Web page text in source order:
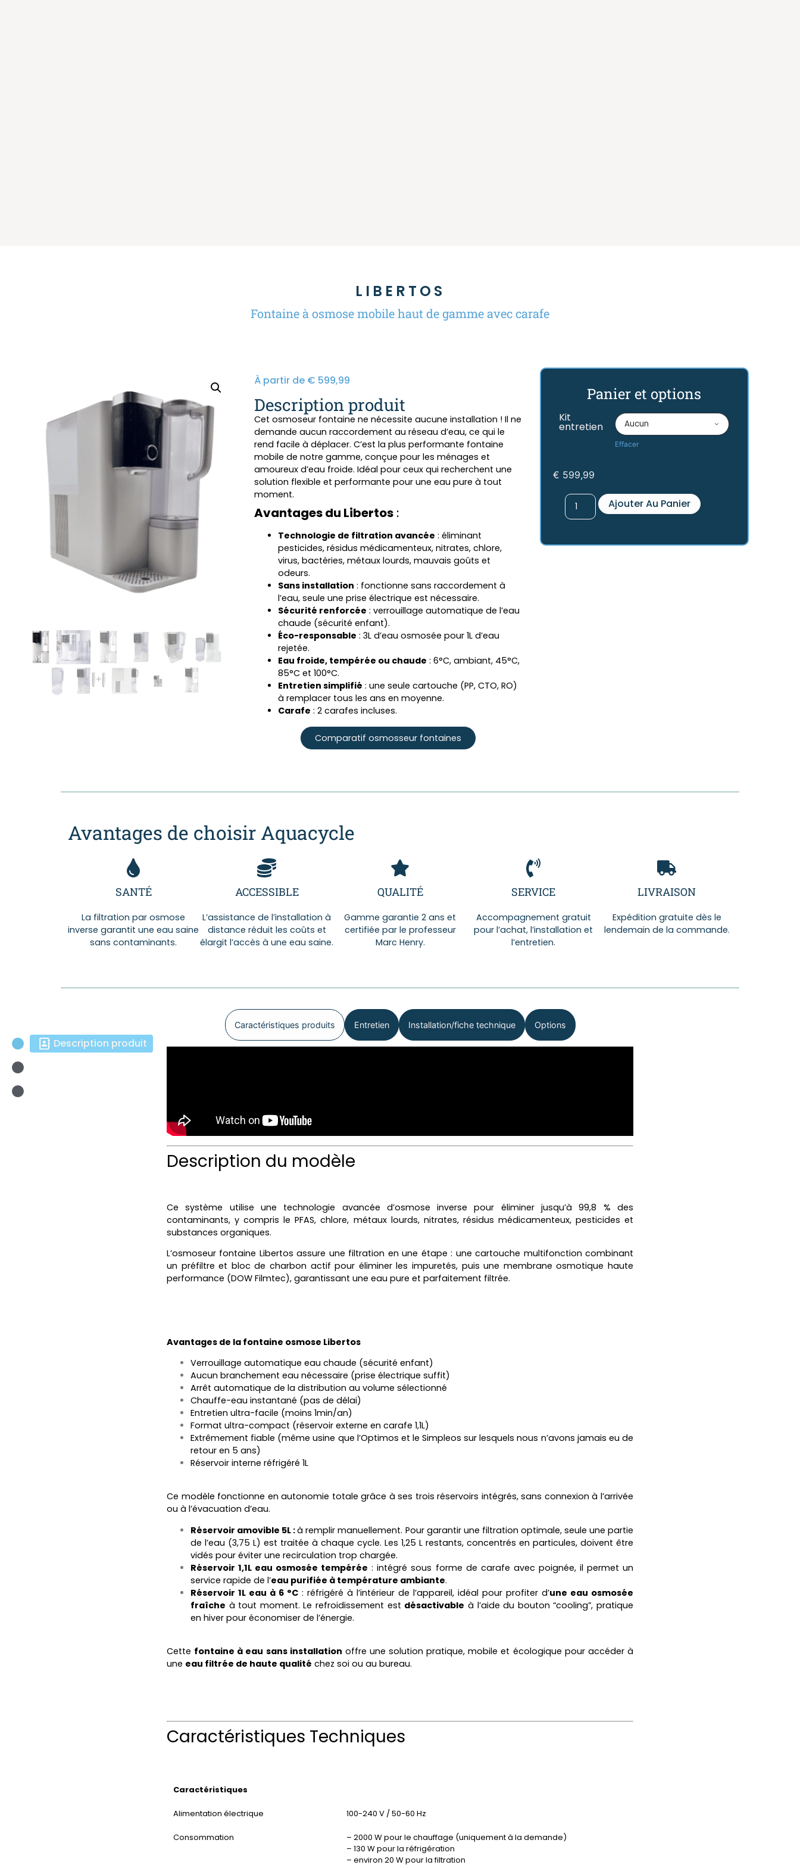
Description produit
LIBERTOS
Fontaine à osmose mobile haut de gamme avec carafe
À partir de € 599,99
Description produit
Cet osmoseur fontaine ne nécessite aucune installation ! Il ne
demande aucun raccordement au réseau d’eau, ce qui le
rend facile à déplacer. C’est la plus performante fontaine
mobile de notre gamme, conçue pour les ménages et
amoureux d’eau froide. Idéal pour ceux qui recherchent une
solution flexible et performante pour une eau pure à tout
moment.
Avantages du Libertos :
Technologie de filtration avancée : éliminant
pesticides, résidus médicamenteux, nitrates, chlore,
virus, bactéries, métaux lourds, mauvais goûts et
odeurs.
Sans installation : fonctionne sans raccordement à
l’eau, seule une prise électrique est nécessaire.
Sécurité renforcée : verrouillage automatique de l’eau
chaude (sécurité enfant).
Éco-responsable : 3L d’eau osmosée pour 1L d’eau
rejetée.
Eau froide, tempérée ou chaude : 6°C, ambiant, 45°C,
85°C et 100°C.
Entretien simplifié : une seule cartouche (PP, CTO, RO)
à remplacer tous les ans en moyenne.
Carafe : 2 carafes incluses.
Comparatif osmosseur fontaines
Panier et options
Kit
entretien
Effacer
€ 599,99
Ajouter Au Panier
Avantages de choisir Aquacycle
SANTÉ
La filtration par osmose
inverse garantit une eau saine
sans contaminants.
ACCESSIBLE
L’assistance de l’installation à
distance réduit les coûts et
élargit l’accès à une eau saine.
QUALITÉ
Gamme garantie 2 ans et
certifiée par le professeur
Marc Henry.
SERVICE
Accompagnement gratuit
pour l’achat, l’installation et
l’entretien.
LIVRAISON
Expédition gratuite dès le
lendemain de la commande.
Caractéristiques produits Entretien Installation/fiche technique Options
Description du modèle
Ce système utilise une technologie avancée d’osmose inverse pour éliminer jusqu’à 99,8 % des
contaminants, y compris le PFAS, chlore, métaux lourds, nitrates, résidus médicamenteux, pesticides et
substances organiques.
L’osmoseur fontaine Libertos assure une filtration en une étape : une cartouche multifonction combinant
un préfiltre et bloc de charbon actif pour éliminer les impuretés, puis une membrane osmotique haute
performance (DOW Filmtec), garantissant une eau pure et parfaitement filtrée.
Avantages de la fontaine osmose Libertos
Verrouillage automatique eau chaude (sécurité enfant)
Aucun branchement eau nécessaire (prise électrique suffit)
Arrêt automatique de la distribution au volume sélectionné
Chauffe-eau instantané (pas de délai)
Entretien ultra-facile (moins 1min/an)
Format ultra-compact (réservoir externe en carafe 1,1L)
Extrêmement fiable (même usine que l’Optimos et le Simpleos sur lesquels nous n’avons jamais eu de
retour en 5 ans)
Réservoir interne réfrigéré 1L
Ce modèle fonctionne en autonomie totale grâce à ses trois réservoirs intégrés, sans connexion à l’arrivée
ou à l’évacuation d’eau.
Réservoir amovible 5L :à remplir manuellement. Pour garantir une filtration optimale, seule une partie
de l’eau (3,75 L) est traitée à chaque cycle. Les 1,25 L restants, concentrés en particules, doivent être
vidés pour éviter une recirculation trop chargée.
Réservoir 1,1L eau osmosée tempérée : intégré sous forme de carafe avec poignée, il permet un
service rapide de l’eau purifiée à température ambiante.
Réservoir 1L eau à 6 °C : réfrigéré à l’intérieur de l’appareil, idéal pour profiter d’une eau osmosée
fraîche à tout moment. Le refroidissement est désactivable à l’aide du bouton “cooling”, pratique
en hiver pour économiser de l’énergie.
Cette fontaine à eau sans installation offre une solution pratique, mobile et écologique pour accéder à
une eau filtrée de haute qualité chez soi ou au bureau.
Caractéristiques Techniques
Caractéristiques
Alimentation électrique 100-240 V / 50-60 Hz
Consommation
– 2000 W pour le chauffage (uniquement à la demande)
– 130 W pour la réfrigération
– environ 20 W pour la filtration